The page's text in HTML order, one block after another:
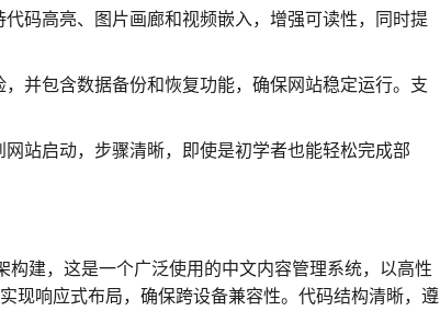
码高亮、图片画廊和视频嵌入，增强可读性，同时提
并包含数据备份和恢复功能，确保网站稳定运行。支
站启动，步骤清晰，即使是初学者也能轻松完成部
建，这是一个广泛使用的中文内容管理系统，以高性
响应式布局，确保跨设备兼容性。代码结构清晰，遵